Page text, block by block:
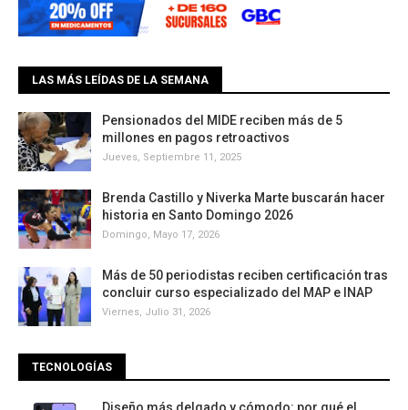
LAS MÁS LEÍDAS DE LA SEMANA
Pensionados del MIDE reciben más de 5
millones en pagos retroactivos
Jueves, Septiembre 11, 2025
Brenda Castillo y Niverka Marte buscarán hacer
historia en Santo Domingo 2026
Domingo, Mayo 17, 2026
Más de 50 periodistas reciben certificación tras
concluir curso especializado del MAP e INAP
Viernes, Julio 31, 2026
TECNOLOGÍAS